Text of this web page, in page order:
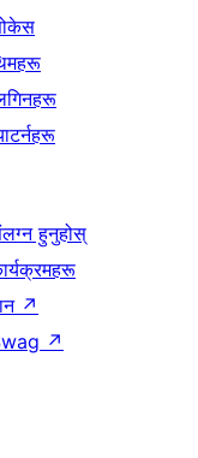
हुनुहोस्
↗
↗